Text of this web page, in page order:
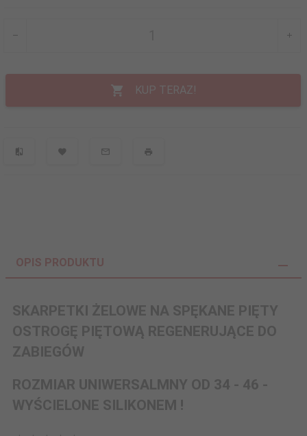
KUP TERAZ!
OPIS PRODUKTU
SKARPETKI ŻELOWE NA SPĘKANE PIĘTY
OSTROGĘ PIĘTOWĄ REGENERUJĄCE DO
ZABIEGÓW
ROZMIAR UNIWERSALMNY OD 34 - 46 -
WYŚCIELONE SILIKONEM !